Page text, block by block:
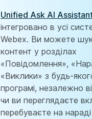
Unified Ask AI
інтегровано в усі
Webex. Ви можете
контент у розділах
«Повідомлення»,
«Виклики» з будь-
програмі, незалежно
чи ви переглядаєте
перебуваєте на